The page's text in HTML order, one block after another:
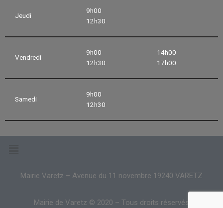
Jeudi
9h00
12h30
Vendredi
9h00
12h30
14h00
17h00
Samedi
9h00
12h30
Mairie Varetz – Avenue du 11 novembre 19240 VARETZ
Mairie de Varetz © 2020 – Tous droits réservés